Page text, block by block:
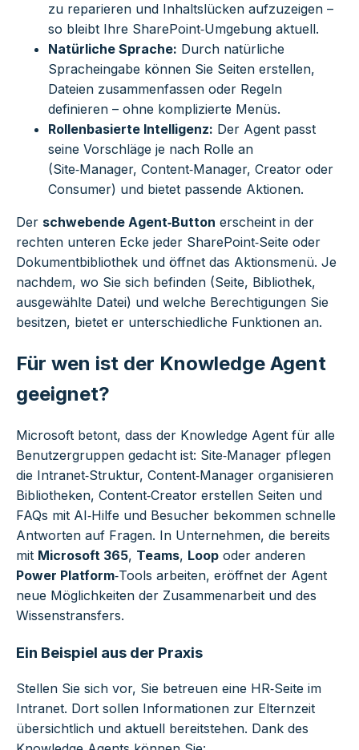
zu reparieren und Inhaltslücken aufzuzeigen –
so bleibt Ihre SharePoint‑Umgebung aktuell.
Natürliche Sprache: Durch natürliche
Spracheingabe können Sie Seiten erstellen,
Dateien zusammenfassen oder Regeln
definieren – ohne komplizierte Menüs.
Rollenbasierte Intelligenz: Der Agent passt
seine Vorschläge je nach Rolle an
(Site‑Manager, Content‑Manager, Creator oder
Consumer) und bietet passende Aktionen.
Der schwebende Agent‑Button erscheint in der
rechten unteren Ecke jeder SharePoint‑Seite oder
Dokumentbibliothek und öffnet das Aktionsmenü. Je
nachdem, wo Sie sich befinden (Seite, Bibliothek,
ausgewählte Datei) und welche Berechtigungen Sie
besitzen, bietet er unterschiedliche Funktionen an.
Für wen ist der Knowledge Agent
geeignet?
Microsoft betont, dass der Knowledge Agent für alle
Benutzergruppen gedacht ist: Site‑Manager pflegen
die Intranet‑Struktur, Content‑Manager organisieren
Bibliotheken, Content‑Creator erstellen Seiten und
FAQs mit AI‑Hilfe und Besucher bekommen schnelle
Antworten auf Fragen. In Unternehmen, die bereits
mit Microsoft 365, Teams, Loop oder anderen
Power Platform‑Tools arbeiten, eröffnet der Agent
neue Möglichkeiten der Zusammenarbeit und des
Wissenstransfers.
Ein Beispiel aus der Praxis
Stellen Sie sich vor, Sie betreuen eine HR‑Seite im
Intranet. Dort sollen Informationen zur Elternzeit
übersichtlich und aktuell bereitstehen. Dank des